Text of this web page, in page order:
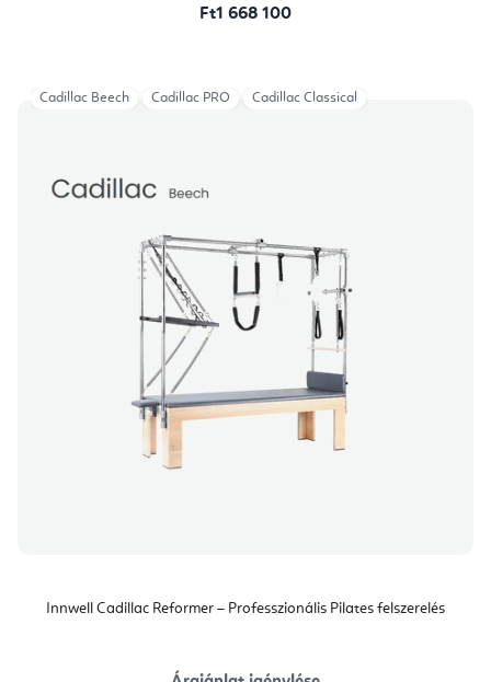
Ft1 668 100
Innwell Cadillac Reformer – Professzionális Pilates felszerelés
Cadillac Beech Cadillac PRO Cadillac Classical